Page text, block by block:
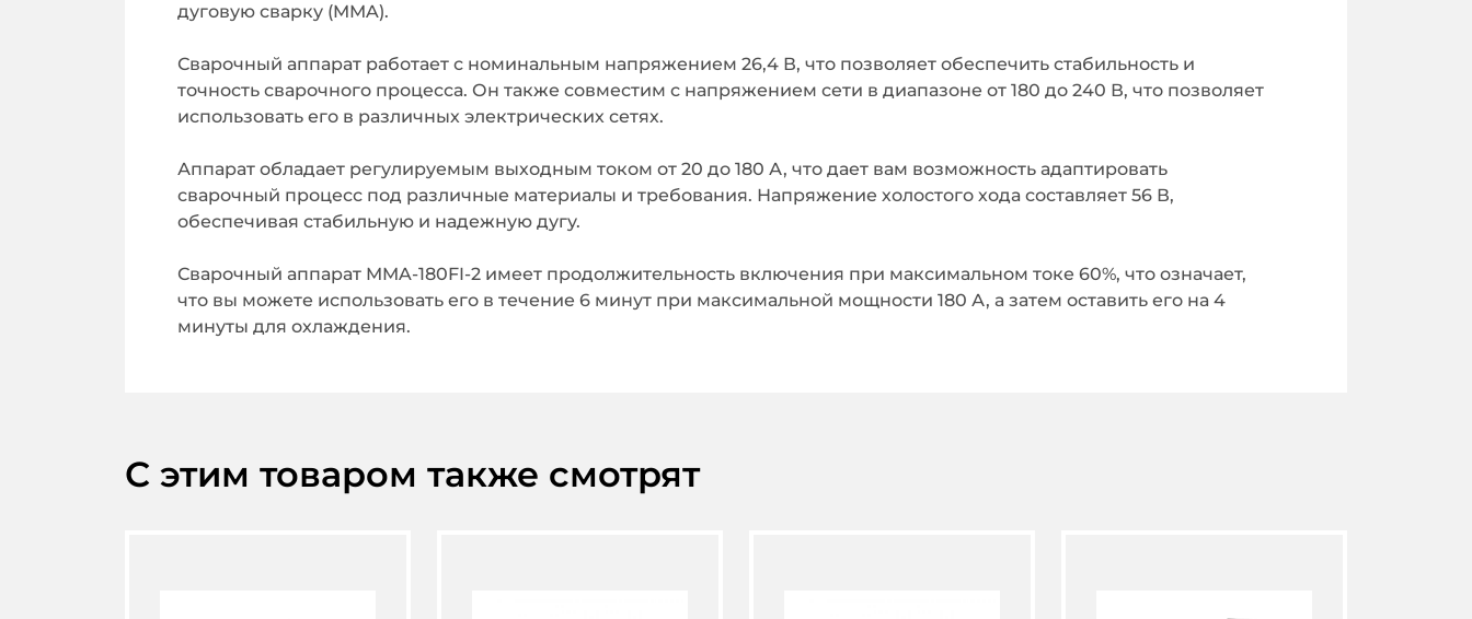
дуговую сварку (MMA).
Сварочный аппарат работает с номинальным напряжением 26,4 В, что позволяет обеспечить стабильность и
точность сварочного процесса. Он также совместим с напряжением сети в диапазоне от 180 до 240 В, что позволяет
использовать его в различных электрических сетях.
Аппарат обладает регулируемым выходным током от 20 до 180 А, что дает вам возможность адаптировать
сварочный процесс под различные материалы и требования. Напряжение холостого хода составляет 56 В,
обеспечивая стабильную и надежную дугу.
Сварочный аппарат MMA-180FI-2 имеет продолжительность включения при максимальном токе 60%, что означает,
что вы можете использовать его в течение 6 минут при максимальной мощности 180 А, а затем оставить его на 4
минуты для охлаждения.
С этим товаром также смотрят